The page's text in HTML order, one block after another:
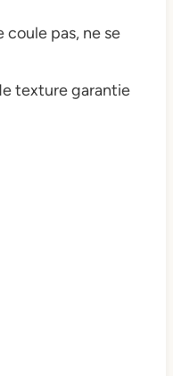
coule pas, ne se
texture garantie